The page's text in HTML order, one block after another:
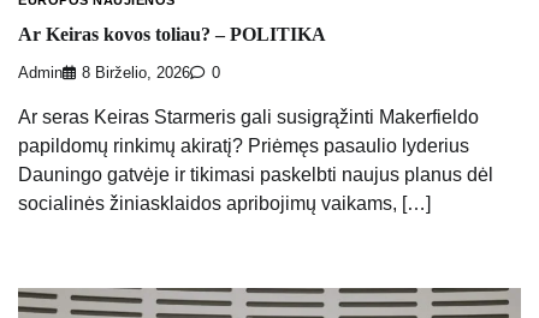
Ar Keiras kovos toliau? – POLITIKA
Admin 8 Birželio, 2026 0
Ar seras Keiras Starmeris gali susigrąžinti Makerfieldo
papildomų rinkimų akiratį? Priėmęs pasaulio lyderius
Dauningo gatvėje ir tikimasi paskelbti naujus planus dėl
socialinės žiniasklaidos apribojimų vaikams, […]